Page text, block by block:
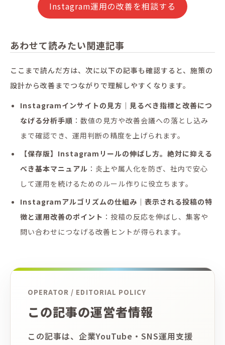
Instagram運用の改善を相談する
あわせて読みたい関連記事
ここまで読んだ方は、次に以下の記事も確認すると、施策の
設計から改善までつながりで理解しやすくなります。
Instagramインサイトの見方｜見るべき指標と改善につ
なげる分析手順 ：数値の見方や改善会議への落とし込み
まで確認でき、運用判断の精度を上げられます。
【保存版】Instagramリールの伸ばし方。絶対に抑える
べき基本マニュアル ：炎上や属人化を防ぎ、社内で安心
して運用を続けるためのルール作りに役立ちます。
Instagramアルゴリズムの仕組み｜表示される投稿の特
徴と運用改善のポイント ：投稿の反応を伸ばし、集客や
問い合わせにつなげる改善ヒントが得られます。
OPERATOR / EDITORIAL POLICY
この記事の運営者情報
この記事は、企業YouTube・SNS運用支援